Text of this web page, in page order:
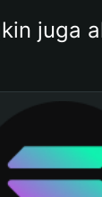
juga